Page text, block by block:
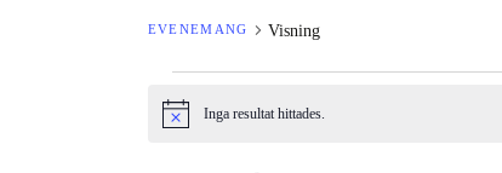
EVENEMANG Visning
EVENEMANG
Notis Inga resultat hittades.